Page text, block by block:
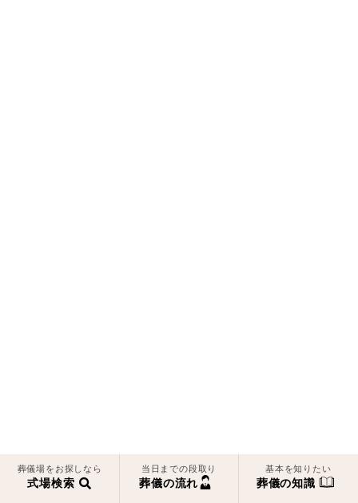
葬儀場をお探しなら
式場検索
当日までの段取り
葬儀の流れ
基本を知りたい
葬儀の知識